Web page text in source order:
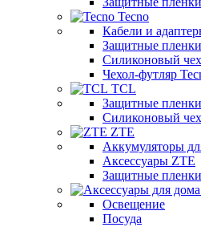
Tecno
Кабели и
Защитные
Силиконовый
Чехол-футляр
TCL
Защитные
Силиконовый
ZTE
Аккумуляторы
Аксессуары ZTE
Защитные
Освещение
Посуда